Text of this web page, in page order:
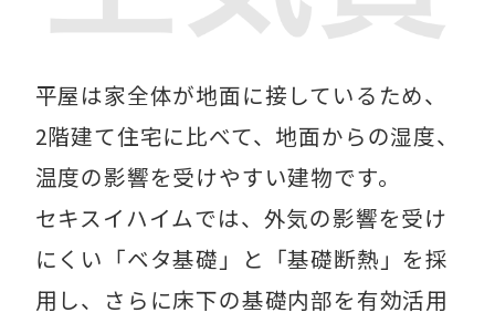
平屋は家全体が地面に接しているため、
2階建て住宅に比べて、地面からの湿度、
温度の影響を受けやすい建物です。
セキスイハイムでは、外気の影響を受け
にくい「ベタ基礎」と「基礎断熱」を採
用し、さらに床下の基礎内部を有効活用